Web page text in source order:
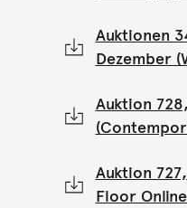
Auktionen
Dezember
Auktion
Auktion
Floor